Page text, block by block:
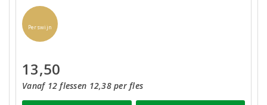
Perswijn
13,50
Vanaf 12 flessen 12,38 per fles